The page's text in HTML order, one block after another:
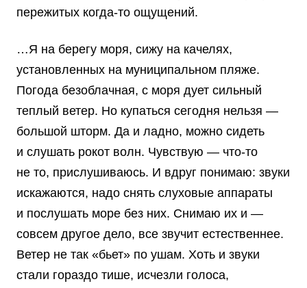
пережитых когда-то ощущений.
…Я на берегу моря, сижу на качелях,
установленных на муниципальном пляже.
Погода безоблачная, с моря дует сильный
теплый ветер. Но купаться сегодня нельзя —
большой шторм. Да и ладно, можно сидеть
и слушать рокот волн. Чувствую — что-то
не то, прислушиваюсь. И вдруг понимаю: звуки
искажаются, надо снять слуховые аппараты
и послушать море без них. Снимаю их и —
совсем другое дело, все звучит естественнее.
Ветер не так «бьет» по ушам. Хоть и звуки
стали гораздо тише, исчезли голоса,